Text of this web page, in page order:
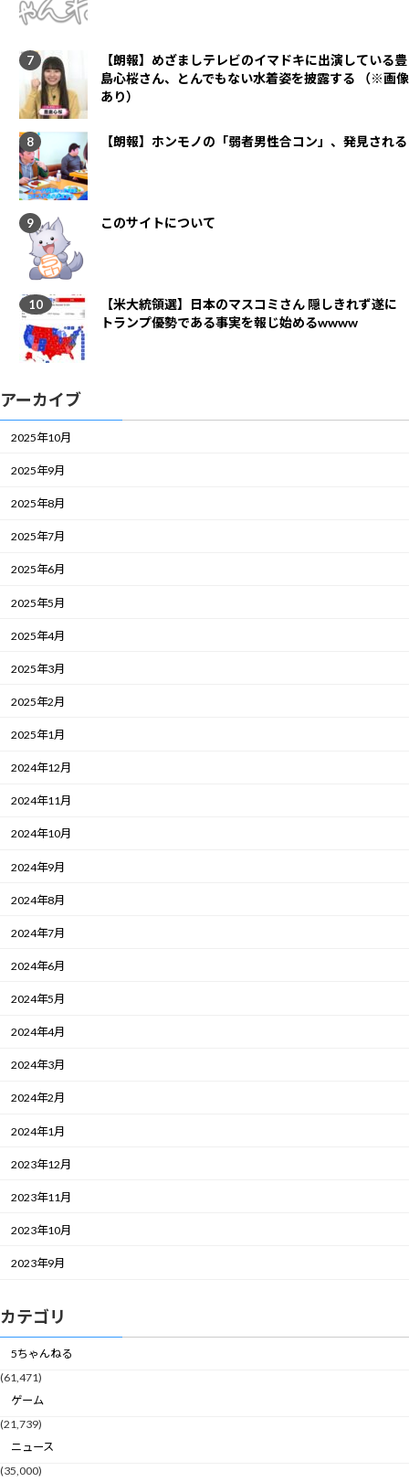
【朗報】めざましテレビのイマドキに出演している豊
島心桜さん、とんでもない水着姿を披露する （※画像
あり）
【朗報】ホンモノの「弱者男性合コン」、発見される
このサイトについて
【米大統領選】日本のマスコミさん 隠しきれず遂に
トランプ優勢である事実を報じ始めるwwww
アーカイブ
2025年10月
2025年9月
2025年8月
2025年7月
2025年6月
2025年5月
2025年4月
2025年3月
2025年2月
2025年1月
2024年12月
2024年11月
2024年10月
2024年9月
2024年8月
2024年7月
2024年6月
2024年5月
2024年4月
2024年3月
2024年2月
2024年1月
2023年12月
2023年11月
2023年10月
2023年9月
カテゴリ
5ちゃんねる
(61,471)
ゲーム
(21,739)
ニュース
(35,000)